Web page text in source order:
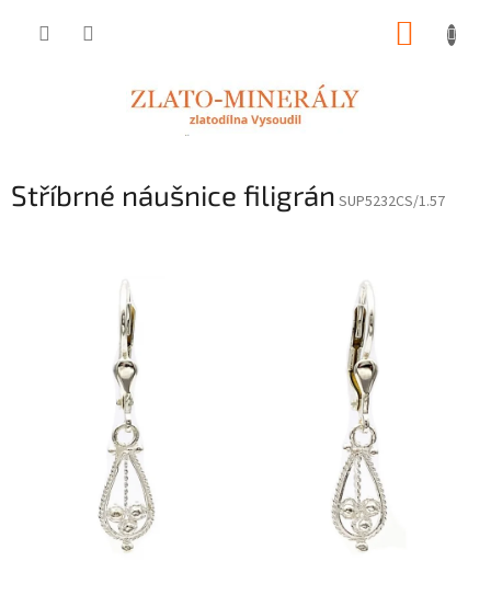
Stříbrné náušnice filigrán SUP5232CS/1.57